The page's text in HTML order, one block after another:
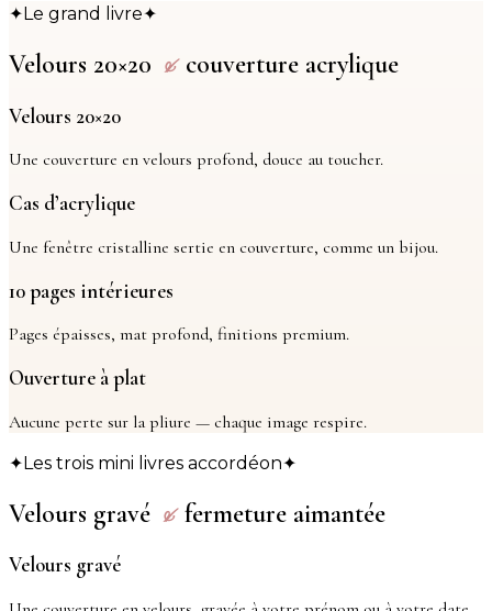
✦Le grand livre✦
Velours 20×20 &couverture acrylique
Velours 20×20
Une couverture en velours profond, douce au toucher.
Cas d’acrylique
Une fenêtre cristalline sertie en couverture, comme un bijou.
10 pages intérieures
Pages épaisses, mat profond, finitions premium.
Ouverture à plat
Aucune perte sur la pliure — chaque image respire.
✦Les trois mini livres accordéon✦
Velours gravé &fermeture aimantée
Velours gravé